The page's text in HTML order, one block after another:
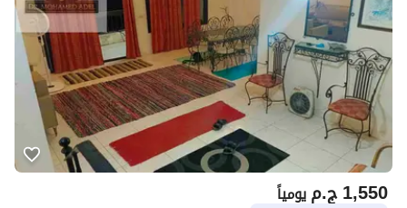
ج.م1,550 يومياً